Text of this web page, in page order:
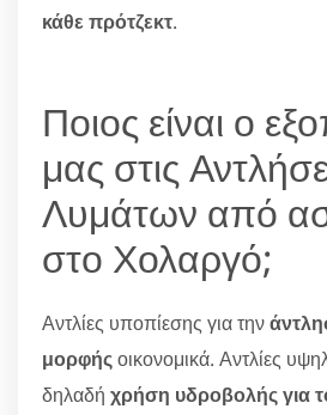
κάθε πρότζεκτ.
Ποιος είναι ο
μας στις
Λυμάτων από
στο Χολαργό;
Αντλίες υποπίεσης για την
μορφήςοικονομικά. Αντλίες
δηλαδή χρήση υδροβολής για